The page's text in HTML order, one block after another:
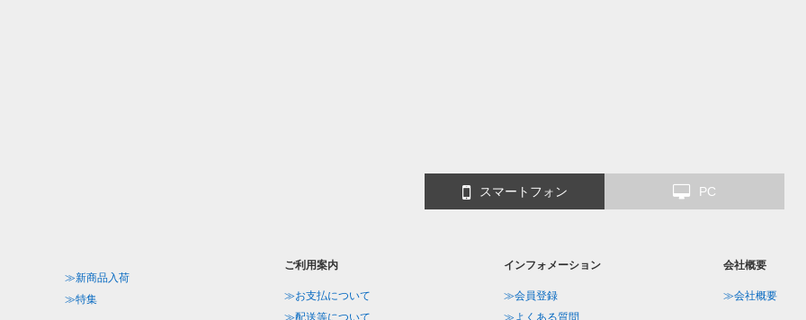
スマートフォン PC
≫新商品入荷
≫特集
ご利用案内
≫お支払について
≫配送等について
インフォメーション
≫会員登録
≫よくある質問
会社概要
≫会社概要